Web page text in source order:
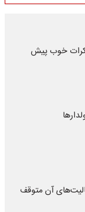
خوب پیش
آن متوقف